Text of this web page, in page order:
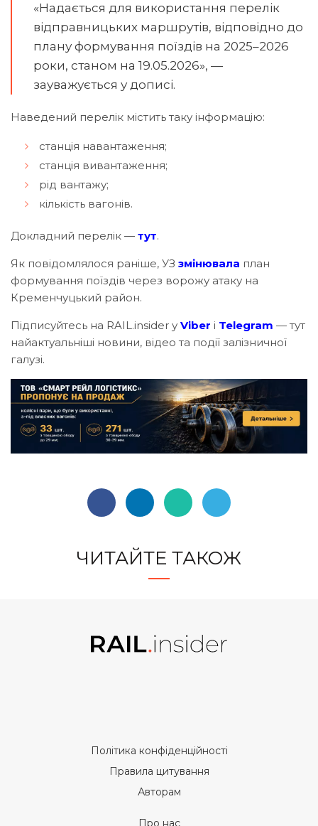
«Надається для використання перелік
відправницьких маршрутів, відповідно до
плану формування поїздів на 2025–2026
роки, станом на 19.05.2026», —
зауважується у дописі.
Наведений перелік містить таку інформацію:
станція навантаження;
станція вивантаження;
рід вантажу;
кількість вагонів.
Докладний перелік — тут.
Як повідомлялося раніше, УЗ змінювала план
формування поїздів через ворожу атаку на
Кременчуцький район.
Підписуйтесь на RAIL.insider у Viber і Telegram — тут
найактуальніші новини, відео та події залізничної
галузі.
ЧИТАЙТЕ ТАКОЖ
Політика конфіденційності
Правила цитування
Авторам
Про нас